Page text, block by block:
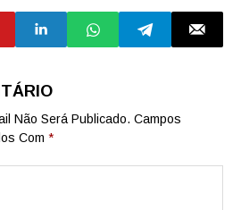
-
Campinas
Não Será Publicado. Campos
Com *